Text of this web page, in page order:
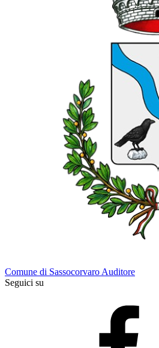
Comune di Sassocorvaro Auditore
Seguici su